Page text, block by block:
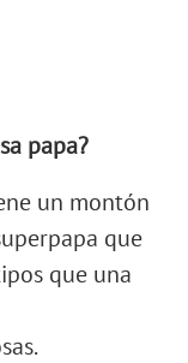
papa?
un montón
que
que una